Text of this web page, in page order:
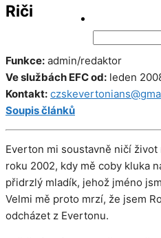
Riči
Funkce: admin/redaktor
Ve službách EFC od: leden
Kontakt:
Soupis článků
Everton mi soustavně ničí
roku 2002, kdy mě coby kluka
přidrzlý mladík, jehož jméno
Velmi mě proto mrzí, že jsem
odcházet z Evertonu.